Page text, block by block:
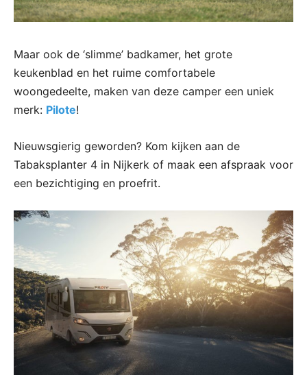
Maar ook de ‘slimme’ badkamer, het grote
keukenblad en het ruime comfortabele
woongedeelte, maken van deze camper een uniek
merk: Pilote!
Nieuwsgierig geworden? Kom kijken aan de
Tabaksplanter 4 in Nijkerk of maak een afspraak voor
een bezichtiging en proefrit.